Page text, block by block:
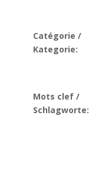
Catégorie /
Kategorie:
Mots clef /
Schlagworte: